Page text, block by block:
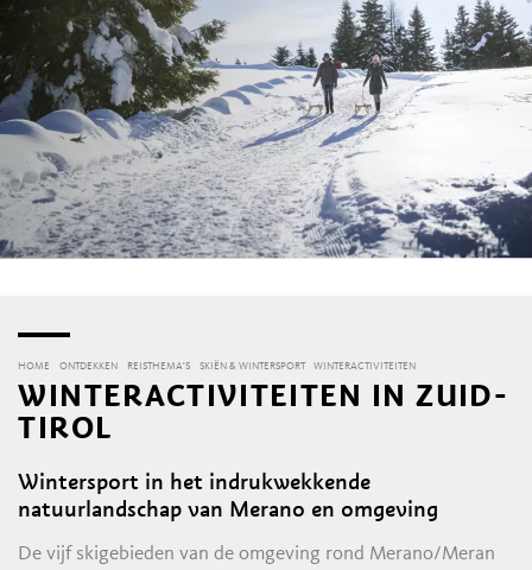
HOME ONTDEKKEN REISTHEMA'S SKIËN & WINTERSPORT WINTERACTIVITEITEN
WINTERACTIVITEITEN IN ZUID-
TIROL
Wintersport in het indrukwekkende
natuurlandschap van Merano en omgeving
De vijf skigebieden van de omgeving rond Merano/Meran